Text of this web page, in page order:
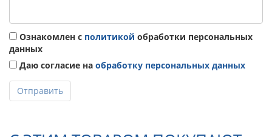
Ознакомлен с политикой обработки персональных
данных
Даю согласие на обработку персональных данных
Отправить